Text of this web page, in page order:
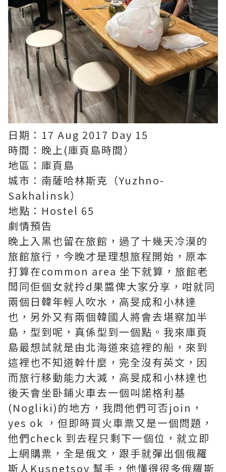
日期：17 Aug 2017 Day 15
時間：晚上(庫頁島時間）
地區：庫頁島
城市：南薩哈林斯克（Yuzhno-
Sakhalinsk）
地點：Hostel 65
劇情預告
晚上入黑也留在旅館，過了十幾天冷漠的
旅館旅行，今晚才是理想旅程開始，原本
打算在common area 坐下就算，旅館老
闆同佢個女就拎d果醬俾大家分享，咁就同
兩個日韓年輕人吹水，高旻成和小林達
也，另外又有兩個韓國人將會去堪察加半
島，型到呢，真係型到一個點。我來庫頁
島最想試就是由北海道來這裡的船，來到
這裡也不知道幹什麼，完全沒有英文，因
而旅行移動能力大減，高旻成和小林達也
後天會坐卧鋪火車去一個叫諾格利基
(Nogliki)的地方，我問他們可否join，
yes ok ，但即時買火車票又是一個問題，
他們check 到去程只剩下一個位，就立即
上網購票，全是俄文，跟手就彈出個俄羅
斯人Kusnetsov 幫手，他懂得很多俄羅斯